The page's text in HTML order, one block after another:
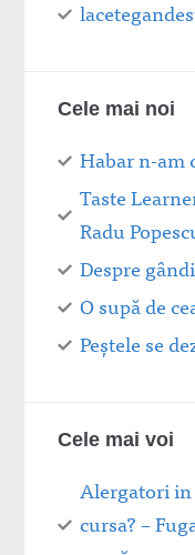
Cele mai noi
Habar n-am
Taste
Radu
Despre
O supă de
Peștele se
Cele mai voi
Alergatori in
cursa? –